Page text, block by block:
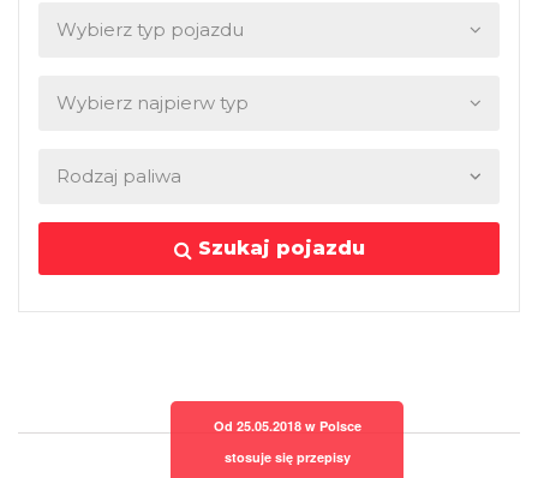
Szukaj pojazdu
Od 25.05.2018 w Polsce
stosuje się przepisy